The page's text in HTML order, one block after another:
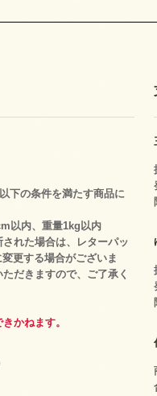
下の条件を満たす商品に
以内、重量1kg以内
れた場合は、レターパッ
更する場合がございま
だきますので、ご了承く
かねます。